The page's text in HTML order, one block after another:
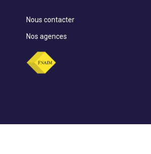
Nous contacter
Nos agences